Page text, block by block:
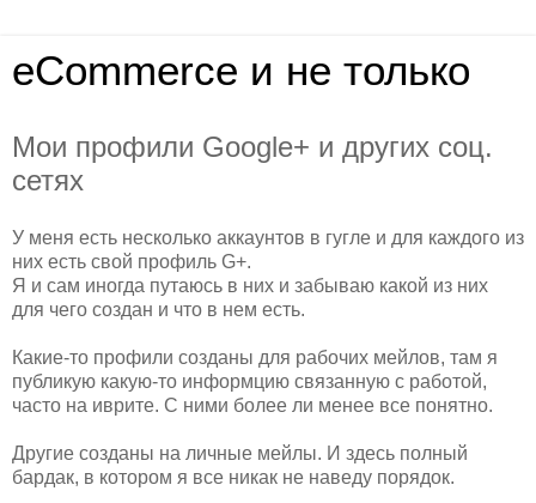
eCommerce и не только
Мои профили Google+ и других соц.
сетях
У меня есть несколько аккаунтов в гугле и для каждого из
них есть свой профиль G+.
Я и сам иногда путаюсь в них и забываю какой из них
для чего создан и что в нем есть.
Какие-то профили созданы для рабочих мейлов, там я
публикую какую-то информцию связанную с работой,
часто на иврите. С ними более ли менее все понятно.
Другие созданы на личные мейлы. И здесь полный
бардак, в котором я все никак не наведу порядок.